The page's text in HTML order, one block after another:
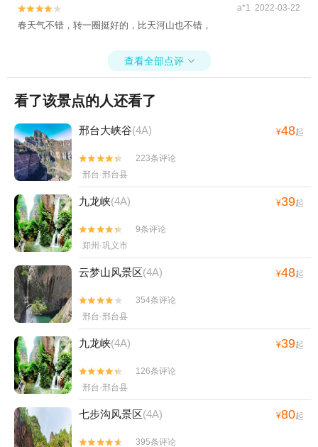

 a*1 2022-03-22
春天气不错，转一圈挺好的，比天河山也不错，
查看全部点评 
看了该景点的人还看了
邢台大峡谷(4A) ¥48起


223条评论
邢台·邢台县
九龙峡(4A) ¥39起


9条评论
郑州·巩义市
云梦山风景区(4A) ¥48起


354条评论
邢台·邢台县
九龙峡(4A) ¥39起


126条评论
邢台·邢台县
七步沟风景区(4A) ¥80起

 395条评论